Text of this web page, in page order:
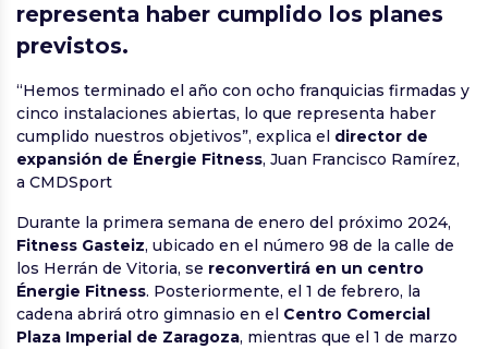
representa haber cumplido los planes
previstos.
“Hemos terminado el año con ocho franquicias firmadas y
cinco instalaciones abiertas, lo que representa haber
cumplido nuestros objetivos”, explica el director de
expansión de Énergie Fitness, Juan Francisco Ramírez,
a CMDSport
Durante la primera semana de enero del próximo 2024,
Fitness Gasteiz, ubicado en el número 98 de la calle de
los Herrán de Vitoria, se reconvertirá en un centro
Énergie Fitness. Posteriormente, el 1 de febrero, la
cadena abrirá otro gimnasio en el Centro Comercial
Plaza Imperial de Zaragoza, mientras que el 1 de marzo